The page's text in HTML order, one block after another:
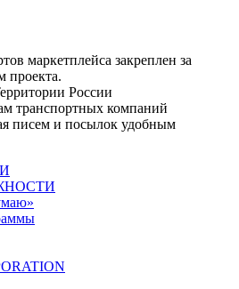
маркетплейса закреплен за
проекта.
России
транспортных компаний
писем и посылок удобным